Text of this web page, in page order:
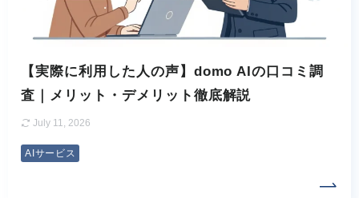
【実際に利用した人の声】domo AIの口コミ調
査｜メリット・デメリット徹底解説
July 11, 2026
AIサービス